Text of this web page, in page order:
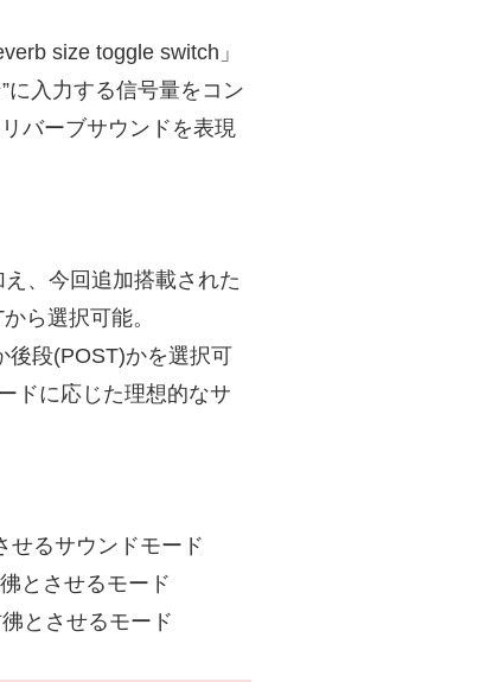
size toggle switch」
に入力する信号量をコン
バーブサウンドを表現
、今回追加搭載された
ら選択可能。
後段(POST)かを選択可
ドに応じた理想的なサ
せるサウンドモード
とさせるモード
とさせるモード